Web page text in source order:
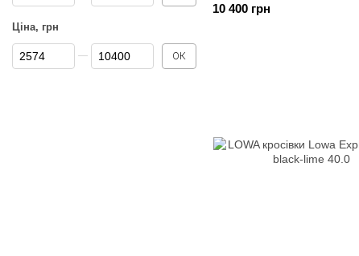
10 400 грн
Ціна, грн
Від Ціна, грн
До Ціна, грн ОК